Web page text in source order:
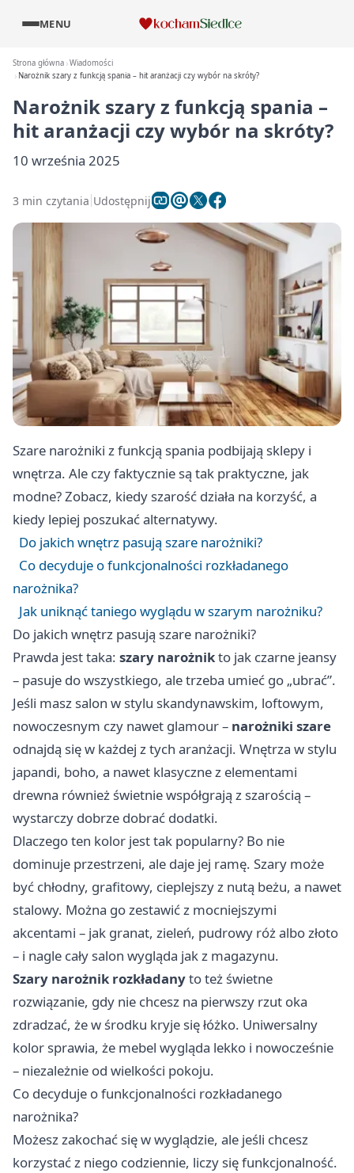
MENU
Strona główna Wiadomości
Narożnik szary z funkcją spania – hit aranżacji czy wybór na skróty?
Narożnik szary z funkcją spania –
hit aranżacji czy wybór na skróty?
10 września 2025
3 min czytania Udostępnij
Szare narożniki z funkcją spania podbijają sklepy i
wnętrza. Ale czy faktycznie są tak praktyczne, jak
modne? Zobacz, kiedy szarość działa na korzyść, a
kiedy lepiej poszukać alternatywy.
Do jakich wnętrz pasują szare narożniki?
Co decyduje o funkcjonalności rozkładanego
narożnika?
Jak uniknąć taniego wyglądu w szarym narożniku?
Do jakich wnętrz pasują szare narożniki?
Prawda jest taka: szary narożnikto jak czarne jeansy
– pasuje do wszystkiego, ale trzeba umieć go „ubrać”.
Jeśli masz salon w stylu skandynawskim, loftowym,
nowoczesnym czy nawet glamour – narożniki szare
odnajdą się w każdej z tych aranżacji. Wnętrza w stylu
japandi, boho, a nawet klasyczne z elementami
drewna również świetnie współgrają z szarością –
wystarczy dobrze dobrać dodatki.
Dlaczego ten kolor jest tak popularny? Bo nie
dominuje przestrzeni, ale daje jej ramę. Szary może
być chłodny, grafitowy, cieplejszy z nutą beżu, a nawet
stalowy. Można go zestawić z mocniejszymi
akcentami – jak granat, zieleń, pudrowy róż albo złoto
– i nagle cały salon wygląda jak z magazynu.
Szary narożnik rozkładanyto też świetne
rozwiązanie, gdy nie chcesz na pierwszy rzut oka
zdradzać, że w środku kryje się łóżko. Uniwersalny
kolor sprawia, że mebel wygląda lekko i nowocześnie
– niezależnie od wielkości pokoju.
Co decyduje o funkcjonalności rozkładanego
narożnika?
Możesz zakochać się w wyglądzie, ale jeśli chcesz
korzystać z niego codziennie, liczy się funkcjonalność.